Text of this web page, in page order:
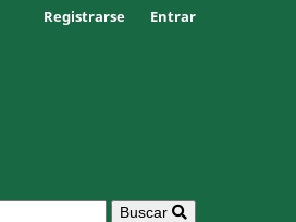
Buscar
Registrarse Entrar